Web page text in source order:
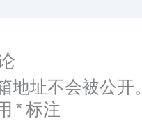
地址不会被公开。
*标注